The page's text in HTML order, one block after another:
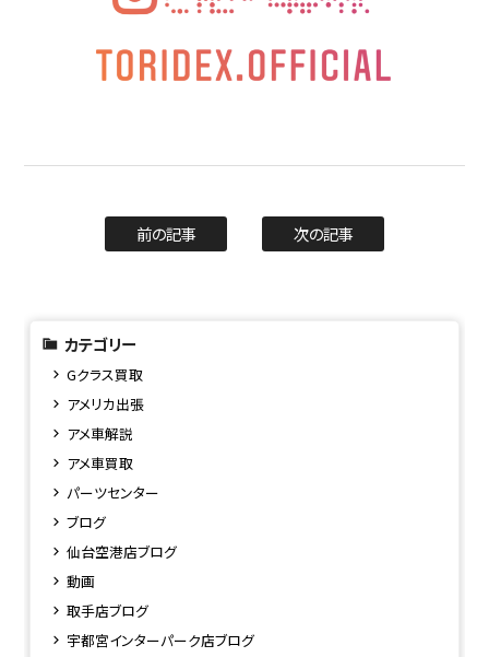
前の記事 次の記事
カテゴリー
Gクラス買取
アメリカ出張
アメ車解説
アメ車買取
パーツセンター
ブログ
仙台空港店ブログ
動画
取手店ブログ
宇都宮インターパーク店ブログ